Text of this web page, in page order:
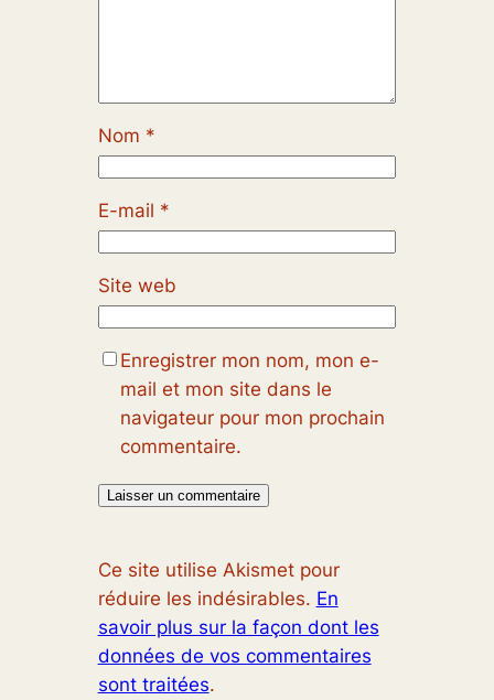
Nom *
E-mail *
Site web
Enregistrer mon nom, mon e-
mail et mon site dans le
navigateur pour mon prochain
commentaire.
Ce site utilise Akismet pour
réduire les indésirables. En
savoir plus sur la façon dont les
données de vos commentaires
sont traitées.